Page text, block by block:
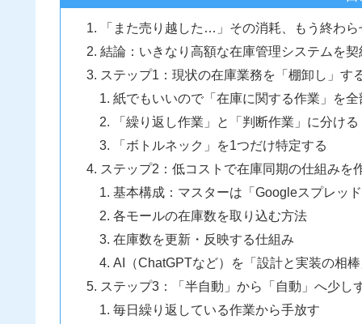
「また売り越した…」その消耗、もう終わら
結論：いきなり高額な在庫管理システムを
ステップ1：現状の在庫業務を「棚卸し」す
紙でもいいので「在庫に関する作業」を全
「繰り返し作業」と「判断作業」に分ける
「ボトルネック」を1つだけ特定する
ステップ2：低コストで在庫同期の仕組みを
基本構成：マスターは「Googleスプレッ
各モールの在庫数を取り込む方法
在庫数を更新・反映する仕組み
AI（ChatGPTなど）を「設計と実装の相
ステップ3：「半自動」から「自動」へ少し
毎日繰り返している作業から手放す